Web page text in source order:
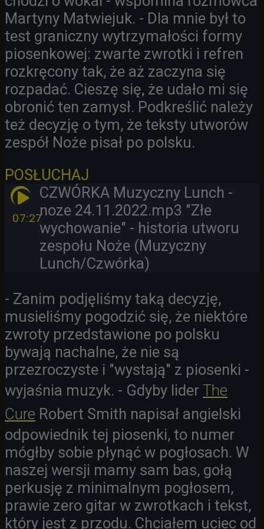
Martyny Matwiejuk. - Dla mnie był to
test graniczny wytrzymałości formy
piosenkowej: zwarte zwrotki i refren
rozkręcony tak, że aż zaczyna się
rozpadać. Cieszę się, że udało mi się
obronić ten zamysł. Podkreślić należy
też decyzję o tym, że teksty utworów
zespół Noże pisał po polsku.
POSŁUCHAJ
07:27
CZWÓRKA Muzyczny Lunch -
noze 24.11.2022.mp3 "Złe
wychowanie" - historia utworu
zespołu Noże (Muzyczny
Lunch/Czwórka)
- Zanim podjęliśmy taką decyzję,
musieliśmy pogodzić się, że niektóre
zwroty przedstawione po polsku
bywają nachalne, że nie są
przezroczyste i "wystają" z piosenki -
wyjaśnia muzyk. - Gdyby lider The
Cure Robert Smith napisał angielski
odpowiednik tej piosenki, to numer
mógłby sobie płynąć w pogłosach. W
naszej wersji mamy sam bas, gołą
perkusję z minimalnym pogłosem,
prawie zero gitar w zwrotkach i tekst,
który jest z przodu. Chciałem uciec od